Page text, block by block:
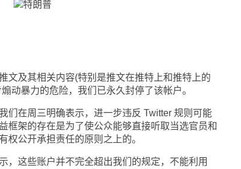
及其相关内容(特别是推文在推特上和推特上的
动暴力的危险，我们已永久封停了该帐户。
在周三明确表示，进一步违反 Twitter 规则可能
框架的存在是为了使公众能够直接听取当选官员和
权公开承担责任的原则之上的。
这些账户并不完全超出我们的规定，不能利用